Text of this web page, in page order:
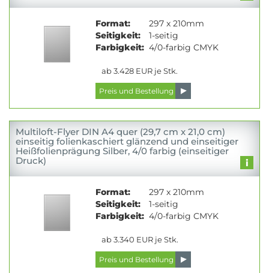
Format:
297 x 210mm
Seitigkeit:
1-seitig
Farbigkeit: 4/0-farbig CMYK
ab 3.428 EUR je Stk.
Multiloft-Flyer DIN A4 quer (29,7 cm x 21,0 cm)
einseitig folienkaschiert glänzend und einseitiger
Heißfolienprägung Silber, 4/0 farbig (einseitiger
Druck)
Format:
297 x 210mm
Seitigkeit:
1-seitig
Farbigkeit: 4/0-farbig CMYK
ab 3.340 EUR je Stk.